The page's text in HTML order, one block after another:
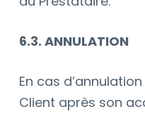
6.3. ANNULATION
En cas
Client après son